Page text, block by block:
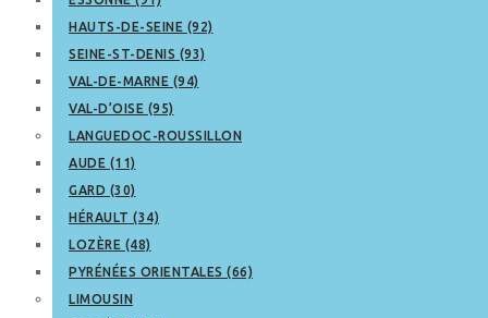
HAUTS-DE-SEINE (92)
SEINE-ST-DENIS (93)
VAL-DE-MARNE (94)
VAL-D’OISE (95)
LANGUEDOC-ROUSSILLON
AUDE (11)
GARD (30)
HÉRAULT (34)
LOZÈRE (48)
PYRÉNÉES ORIENTALES (66)
LIMOUSIN